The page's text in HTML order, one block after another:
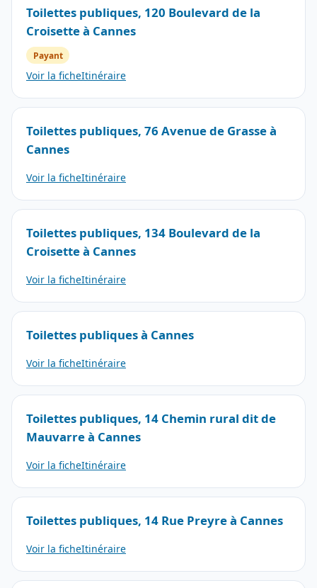
Toilettes publiques, 120 Boulevard de la
Croisette à Cannes
Payant
Voir la ficheItinéraire
Toilettes publiques, 76 Avenue de Grasse à
Cannes
Voir la ficheItinéraire
Toilettes publiques, 134 Boulevard de la
Croisette à Cannes
Voir la ficheItinéraire
Toilettes publiques à Cannes
Voir la ficheItinéraire
Toilettes publiques, 14 Chemin rural dit de
Mauvarre à Cannes
Voir la ficheItinéraire
Toilettes publiques, 14 Rue Preyre à Cannes
Voir la ficheItinéraire